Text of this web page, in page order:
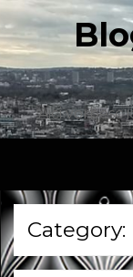
Aici vorbesc
Category: